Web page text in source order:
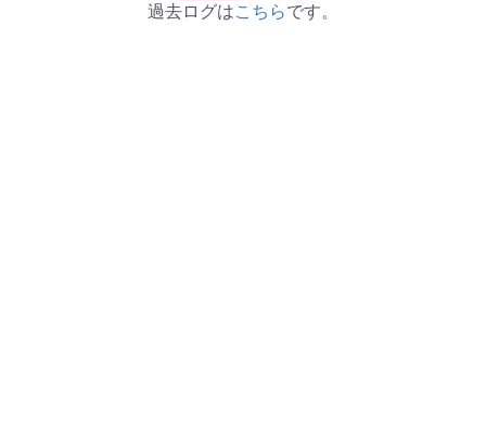
過去ログはこちらです。